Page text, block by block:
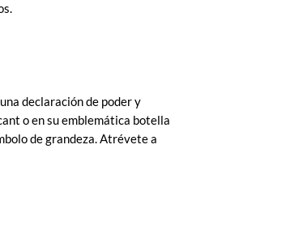
declaración de poder y
o en su emblemática botella
de grandeza. Atrévete a